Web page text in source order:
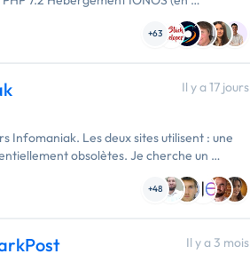
+63
Il y a 17 jours
Infomaniak. Les deux sites utilisent : une
obsolètes. Je cherche un …
+48
Il y a 3 mois